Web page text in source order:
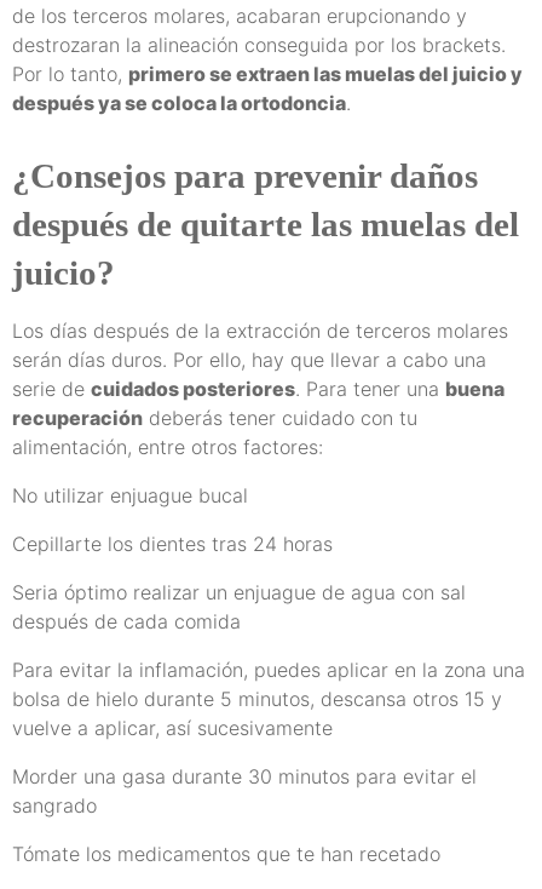
de los terceros molares, acabaran erupcionando y
destrozaran la alineación conseguida por los brackets.
Por lo tanto, primero se extraen las muelas del juicio y
después ya se coloca la ortodoncia.
¿Consejos para prevenir daños
después de quitarte las muelas del
juicio?
Los días después de la extracción de terceros molares
serán días duros. Por ello, hay que llevar a cabo una
serie de cuidados posteriores. Para tener una buena
recuperación deberás tener cuidado con tu
alimentación, entre otros factores:
No utilizar enjuague bucal
Cepillarte los dientes tras 24 horas
Seria óptimo realizar un enjuague de agua con sal
después de cada comida
Para evitar la inflamación, puedes aplicar en la zona una
bolsa de hielo durante 5 minutos, descansa otros 15 y
vuelve a aplicar, así sucesivamente
Morder una gasa durante 30 minutos para evitar el
sangrado
Tómate los medicamentos que te han recetado